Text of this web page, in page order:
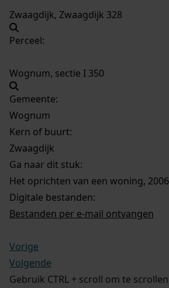
Zwaagdijk, Zwaagdijk 328
Perceel:
Wognum, sectie I 350
Gemeente:
Wognum
Kern of buurt:
Zwaagdijk
Ga naar dit stuk:
Het oprichten van een woning, 2006
Digitale bestanden:
Bestanden per e-mail ontvangen
Vorige
Volgende
Gebruik CTRL + scroll om te scrollen